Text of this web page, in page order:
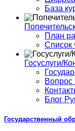
База
План
Список
Госуслуги/
Вопрос
Блог
Государственный